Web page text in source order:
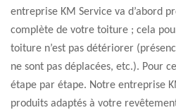
entreprise KM Service va d’abord
complète de votre toiture ; cela
toiture n’est pas détériorer
ne sont pas déplacées, etc.). Pour
étape par étape. Notre entreprise
produits adaptés à votre